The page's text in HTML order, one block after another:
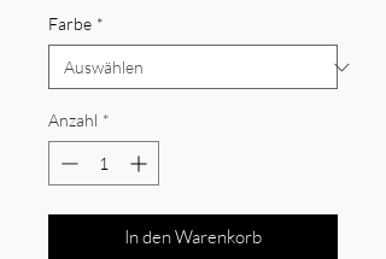
Farbe *
Anzahl *
In den Warenkorb